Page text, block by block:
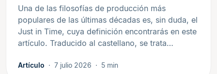
Una de las filosofías de producción más
populares de las últimas décadas es, sin duda, el
Just in Time, cuya definición encontrarás en este
artículo. Traducido al castellano, se trata…
Artículo 7 julio 2026 5 min